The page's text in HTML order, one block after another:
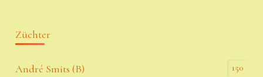
Züchter
André Smits (B) 150